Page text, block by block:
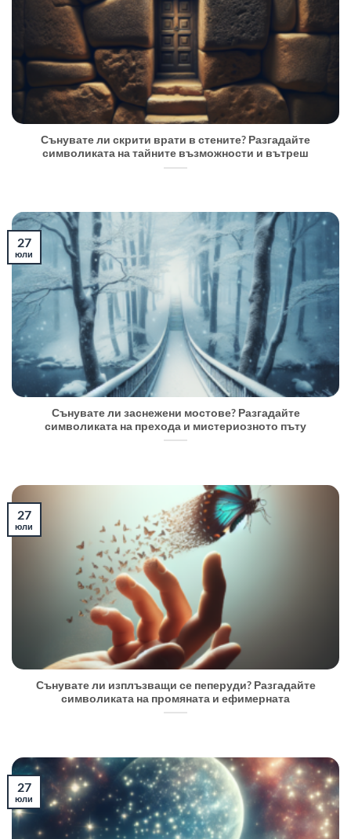
Сънувате ли скрити врати в стените? Разгадайте
символиката на тайните възможности и вътреш
Сънувате ли заснежени мостове? Разгадайте
символиката на прехода и мистериозното пъту
27
юли
Сънувате ли изплъзващи се пеперуди? Разгадайте
символиката на промяната и ефимерната
27
юли
27
юли